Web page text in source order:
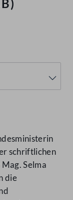
schriftlichen
Selma
die